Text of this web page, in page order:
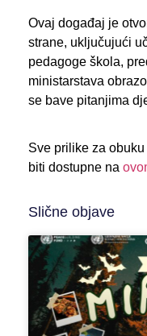
Ovaj događaj je
strane, uključujući
pedagoge škola,
ministarstava
se bave pitanjima
Sve prilike za
biti dostupne na
Slične objave